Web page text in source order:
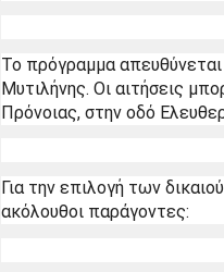
Το πρόγραμμα
Μυτιλήνης. Οι αιτήσεις
Πρόνοιας, στην οδό
Για την επιλογή των
ακόλουθοι παράγοντες: